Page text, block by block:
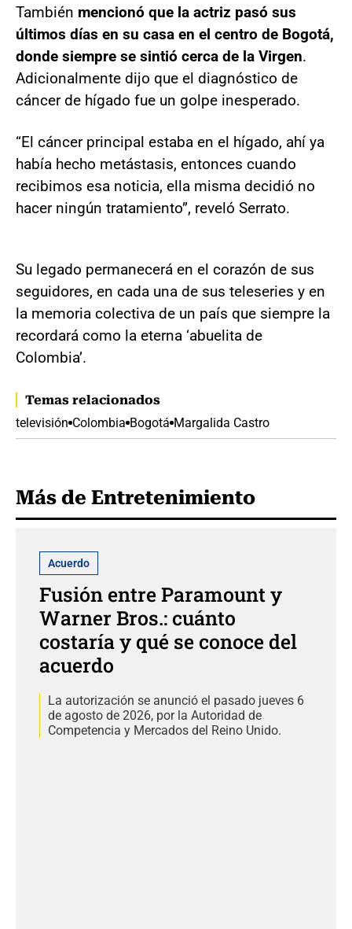
También mencionó que la actriz pasó sus
últimos días en su casa en el centro de Bogotá,
donde siempre se sintió cerca de la Virgen.
Adicionalmente dijo que el diagnóstico de
cáncer de hígado fue un golpe inesperado.
“El cáncer principal estaba en el hígado, ahí ya
había hecho metástasis, entonces cuando
recibimos esa noticia, ella misma decidió no
hacer ningún tratamiento”, reveló Serrato.
Su legado permanecerá en el corazón de sus
seguidores, en cada una de sus teleseries y en
la memoria colectiva de un país que siempre la
recordará como la eterna ‘abuelita de
Colombia’.
Temas relacionados
televisión Colombia Bogotá Margalida Castro
Más de Entretenimiento
Acuerdo
Fusión entre Paramount y
Warner Bros.: cuánto
costaría y qué se conoce del
acuerdo
La autorización se anunció el pasado jueves 6
de agosto de 2026, por la Autoridad de
Competencia y Mercados del Reino Unido.